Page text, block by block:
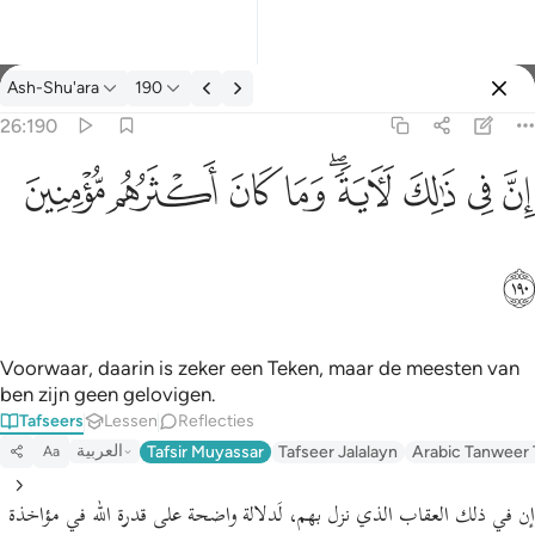
Tafseer: Ash-Shu'ara 26:190
Ash-Shu'ara 190
26:190
ان في ذالك لاية وما كان اكثرهم مومنين ١٩٠
إِنَّ فِى ذَٰلِكَ لَـَٔايَةًۭ ۖ وَمَا كَانَ أَكْثَرُهُم مُّؤْمِنِينَ ١٩٠
ﱳﱴﱵﱶﱷﱸﱹﱺﱻ
ﱼ
Voorwaar, daarin is zeker een Teken, maar de meesten van
ben zijn geen gelovigen.
Tafseers Lessen Reflecties
Aa العربية Tafsir Muyassar Tafseer Jalalayn Arabic Tanweer
إن في ذلك العقاب الذي نزل بهم، لَدلالة واضحة على قدرة الله في مؤاخذة